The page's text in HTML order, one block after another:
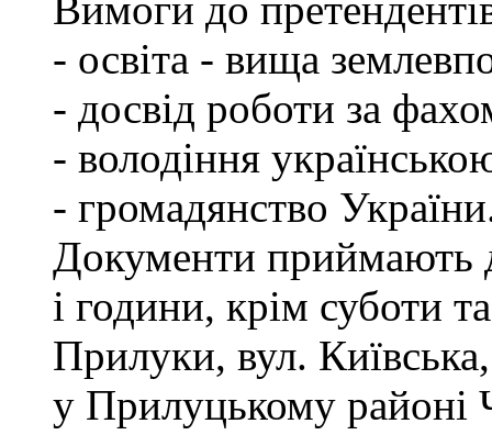
- освіта - вища
- досвід роботи за
- володіння
- громадянство
Документи приймають
і години, крім суботи
Прилуки, вул.
у Прилуцькому районі